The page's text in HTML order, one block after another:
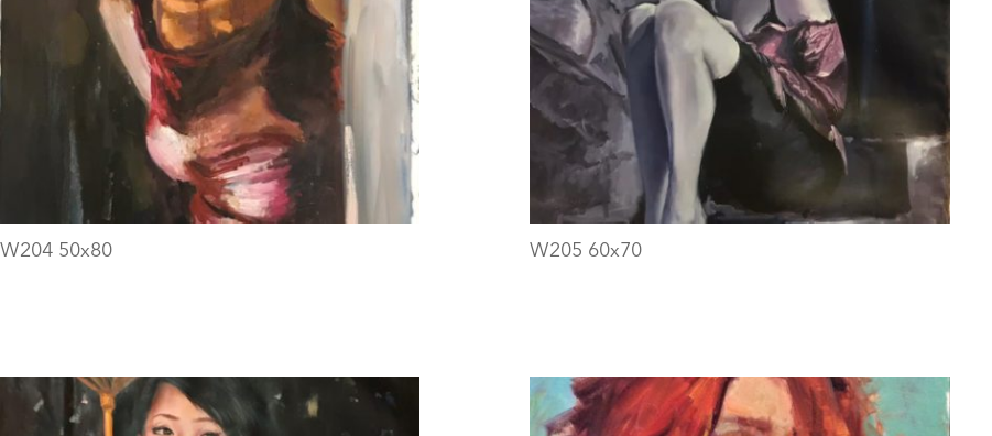
W204 50х80 W205 60х70